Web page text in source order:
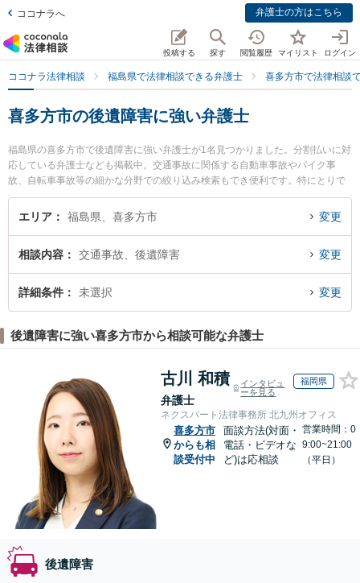
ココナラへ 弁護士の方はこちら
投稿する 探す 閲覧履歴 マイリスト ログイン
ココナラ法律相談 福島県で法律相談できる弁護士 喜多方市で法律相談
喜多方市の後遺障害に強い弁護士
福島県の喜多方市で後遺障害に強い弁護士が1名見つかりました。分割払いに対
応している弁護士なども掲載中。交通事故に関係する自動車事故やバイク事
故、自転車事故等の細かな分野での絞り込み検索もでき便利です。特にとりで
法律事務所の櫛田 崇弁護士のプロフィール情報や弁護士費用、強みなどが注目
されています。『喜多方市で土日や夜間に発生した後遺障害のトラブルを今す
護士に相談予約したい』などでお困りの相談者さんにおすすめです。
エリア 福島県、喜多方市 変更
相談内容 交通事故、後遺障害 変更
詳細条件 未選択 変更
後遺障害に強い喜多方市から相談可能な弁護士
古川 和積
弁護士
インタビュ
ーを見る
福岡県
ネクスパート法律事務所 北九州オフィス
喜多方市
からも相
談受付中
面談方法(対面・
電話・ビデオな
ど)は応相談
営業時間：0
9:00~21:00
（平日）
後遺障害